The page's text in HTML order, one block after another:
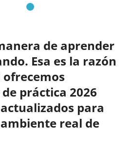
de aprender
Esa es la razón
práctica 2026
para
real de